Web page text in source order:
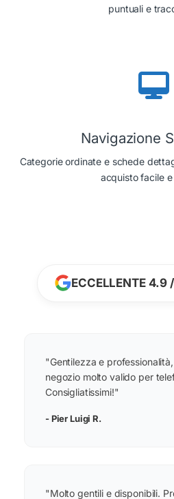
puntuali e
Navigazione
Categorie ordinate e schede
acquisto facile e
ECCELLENTE 4.9
"Gentilezza e
negozio molto valido per
Consigliatissimi!"
- Pier Luigi R.
"Molto gentili e disponibili.